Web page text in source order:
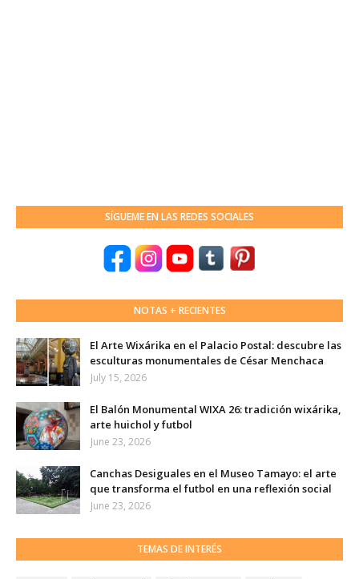
SÍGUEME EN LAS REDES SOCIALES
NOTAS + RECIENTES
El Arte Wixárika en el Palacio Postal: descubre las
esculturas monumentales de César Menchaca
July 15, 2026
El Balón Monumental WIXA 26: tradición wixárika,
arte huichol y futbol
June 23, 2026
Canchas Desiguales en el Museo Tamayo: el arte
que transforma el futbol en una reflexión social
June 23, 2026
TEMAS DE INTERÉS